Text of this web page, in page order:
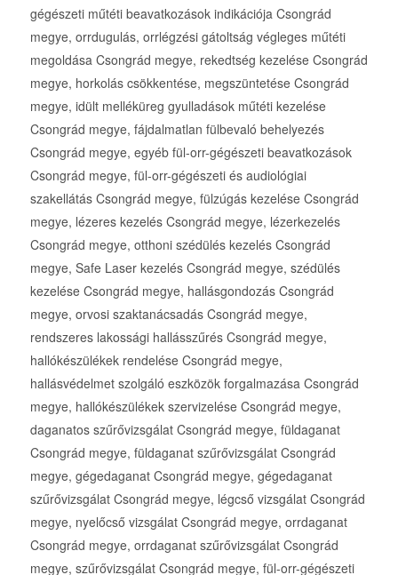
gégészeti műtéti beavatkozások indikációja Csongrád
megye, orrdugulás, orrlégzési gátoltság végleges műtéti
megoldása Csongrád megye, rekedtség kezelése Csongrád
megye, horkolás csökkentése, megszüntetése Csongrád
megye, idült melléküreg gyulladások műtéti kezelése
Csongrád megye, fájdalmatlan fülbevaló behelyezés
Csongrád megye, egyéb fül-orr-gégészeti beavatkozások
Csongrád megye, fül-orr-gégészeti és audiológiai
szakellátás Csongrád megye, fülzúgás kezelése Csongrád
megye, lézeres kezelés Csongrád megye, lézerkezelés
Csongrád megye, otthoni szédülés kezelés Csongrád
megye, Safe Laser kezelés Csongrád megye, szédülés
kezelése Csongrád megye, hallásgondozás Csongrád
megye, orvosi szaktanácsadás Csongrád megye,
rendszeres lakossági hallásszűrés Csongrád megye,
hallókészülékek rendelése Csongrád megye,
hallásvédelmet szolgáló eszközök forgalmazása Csongrád
megye, hallókészülékek szervizelése Csongrád megye,
daganatos szűrővizsgálat Csongrád megye, füldaganat
Csongrád megye, füldaganat szűrővizsgálat Csongrád
megye, gégedaganat Csongrád megye, gégedaganat
szűrővizsgálat Csongrád megye, légcső vizsgálat Csongrád
megye, nyelőcső vizsgálat Csongrád megye, orrdaganat
Csongrád megye, orrdaganat szűrővizsgálat Csongrád
megye, szűrővizsgálat Csongrád megye, fül-orr-gégészeti